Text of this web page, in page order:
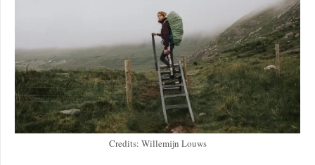
Credits: Willemijn Louws